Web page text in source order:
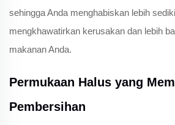
sehingga Anda menghabiskan lebih
mengkhawatirkan kerusakan dan lebih
makanan Anda.
Permukaan Halus yang
Pembersihan